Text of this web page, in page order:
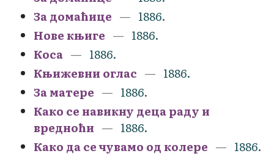
За домаћице
1886.
Нове књиге
1886.
Коса
1886.
Књижевни оглас
1886.
За матере
1886.
Како се навикну деца раду и
вредноћи
1886.
Како да се чувамо од колере
1886.